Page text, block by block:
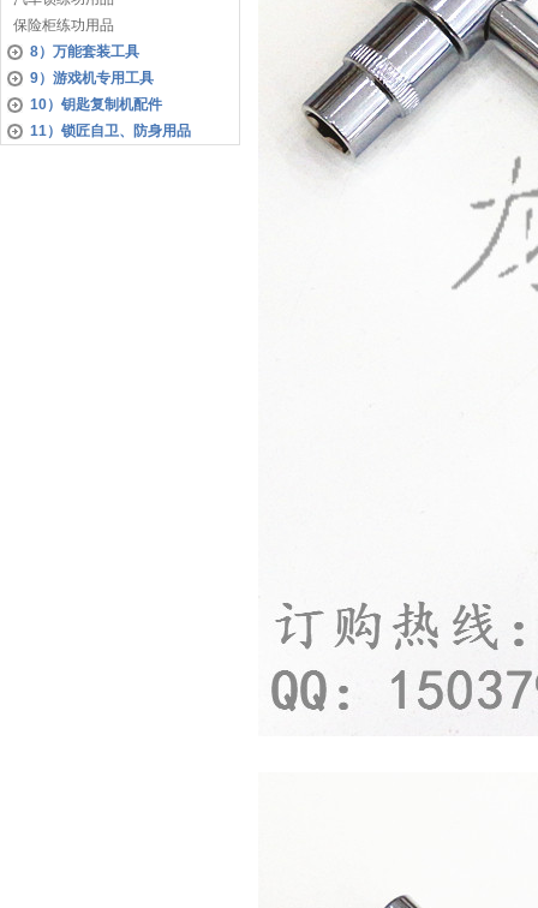
保险柜练功用品
8）万能套装工具
9）游戏机专用工具
10）钥匙复制机配件
11）锁匠自卫、防身用品